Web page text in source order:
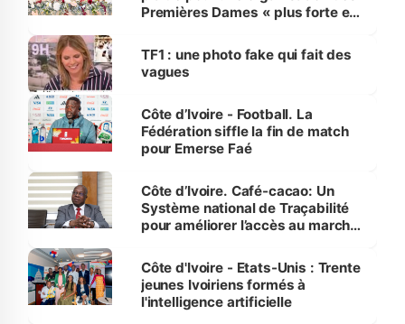
Premières Dames « plus forte et
sur la scène internationale »
TF1 : une photo fake qui fait des
vagues
Côte d’Ivoire - Football. La
Fédération siffle la fin de match
pour Emerse Faé
Côte d’Ivoire. Café-cacao: Un
Système national de Traçabilité
pour améliorer l’accès au marché
Côte d'Ivoire - Etats-Unis : Trente
jeunes Ivoiriens formés à
l'intelligence artificielle